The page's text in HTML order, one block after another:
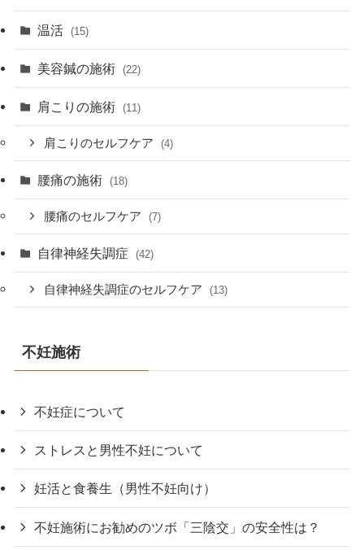
温活 (15)
美容鍼の施術 (22)
肩こりの施術 (11)
肩こりのセルフケア (4)
腰痛の施術 (18)
腰痛のセルフケア (7)
自律神経失調症 (42)
自律神経失調症のセルフケア (13)
不妊施術
不妊症について
ストレスと男性不妊について
妊活と食養生（男性不妊向け）
不妊施術にお勧めのツボ「三陰交」の安全性は？